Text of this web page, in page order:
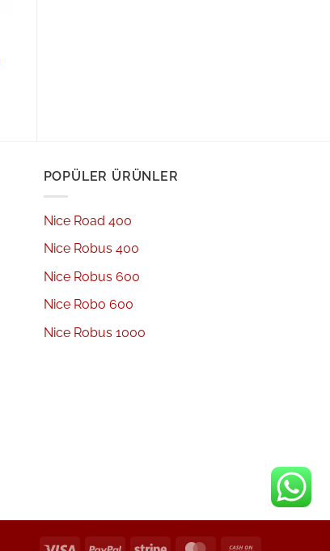
POPÜLER ÜRÜNLER
Nice Road 400
Nice Robus 400
Nice Robus 600
Nice Robo 600
Nice Robus 1000
Visa PayPal Stripe MasterCard